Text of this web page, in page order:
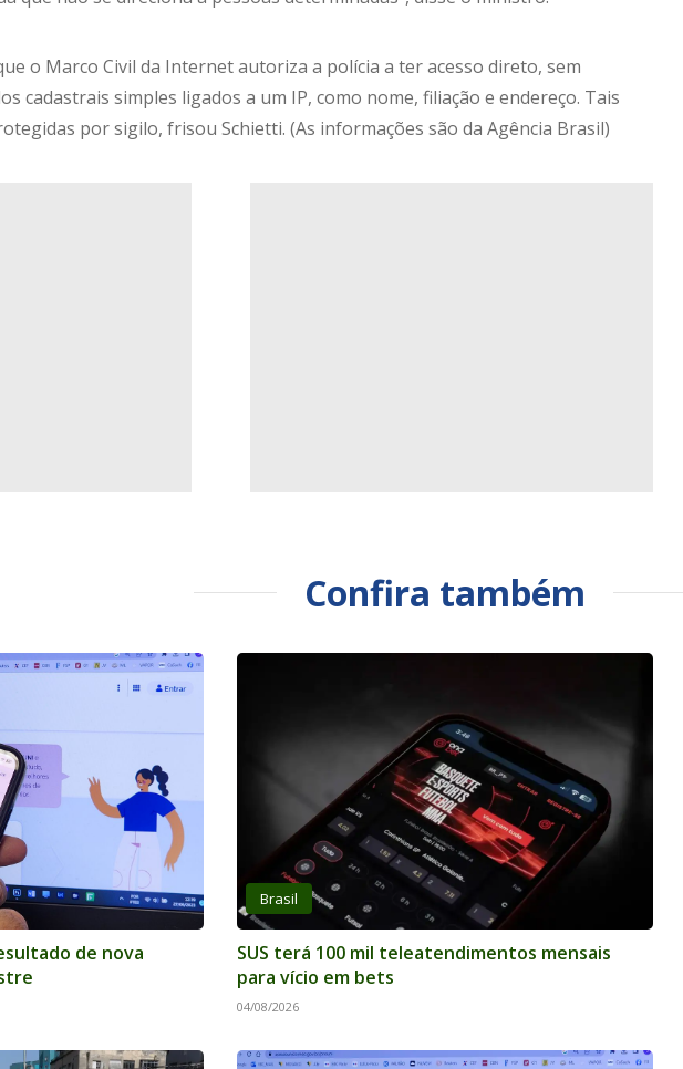
o Marco Civil da Internet autoriza a polícia a ter acesso direto, sem
cadastrais simples ligados a um IP, como nome, filiação e endereço. Tais
por sigilo, frisou Schietti. (As informações são da Agência Brasil)
Confira também
de nova
Brasil
SUS terá 100 mil teleatendimentos mensais
para vício em bets
04/08/2026